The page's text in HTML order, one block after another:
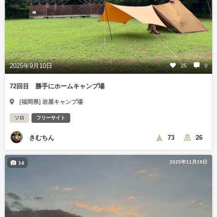
2025年9月10日 25 0
72回目 勝手にホームキャンプ場
[福岡県] 岩屋キャンプ場
ソロ フリーサイト
きむちん 73 26
2025年11月19日
14